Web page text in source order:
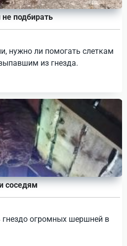
подбирать
нужно ли помогать слеткам
из гнезда.
соседям
гнездо огромных шершней в